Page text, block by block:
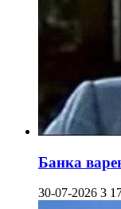
Банка
30-07-2026 3